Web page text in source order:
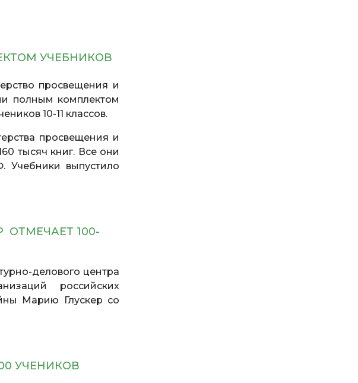
УЧЕБНИКОВ
просвещения и
полным комплектом
10-11 классов.
просвещения и
тысяч книг. Все они
Учебники выпустило
100-
делового центра
российских
Марию Глускер со
УЧЕНИКОВ